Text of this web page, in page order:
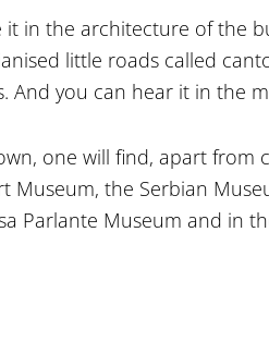
it in the architecture of the
little roads called
And you can hear it in the
one will find, apart from
Museum, the Serbian
Parlante Museum and in